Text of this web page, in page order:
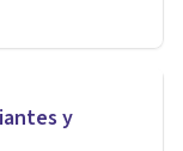
y
de